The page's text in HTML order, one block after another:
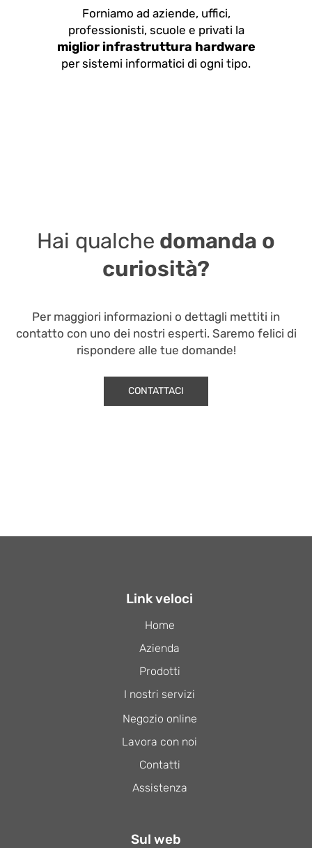
Forniamo ad aziende, uffici,
professionisti, scuole e privati la
miglior infrastruttura hardware
per sistemi informatici di ogni tipo.
Hai qualche domanda o
curiosità?
Per maggiori informazioni o dettagli mettiti in
contatto con uno dei nostri esperti. Saremo felici di
rispondere alle tue domande!
CONTATTACI
Link veloci
Home
Azienda
Prodotti
I nostri servizi
Negozio online
Lavora con noi
Contatti
Assistenza
Sul web